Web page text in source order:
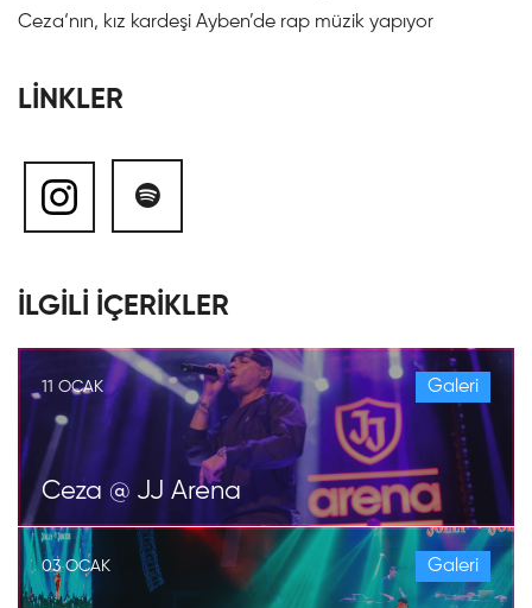
Ceza‘nın, kız kardeşi Ayben’de rap müzik yapıyor
LİNKLER
İLGİLİ İÇERİKLER
11 OCAK Galeri
Ceza @ JJ Arena
03 OCAK Galeri